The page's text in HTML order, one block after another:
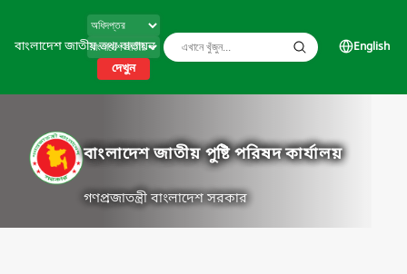
বাংলাদেশ জাতীয় তথ্য বাতায়ন
দেখুন
English
বাংলাদেশ জাতীয় পুষ্টি পরিষদ কার্যালয়
গণপ্রজাতন্ত্রী বাংলাদেশ সরকার